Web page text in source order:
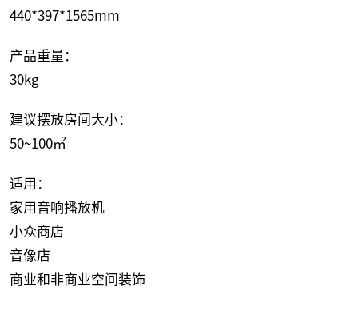
440*397*1565mm
产品重量：
30kg
建议摆放房间大小：
50~100㎡
适用：
家用音响播放机
小众商店
音像店
商业和非商业空间装饰